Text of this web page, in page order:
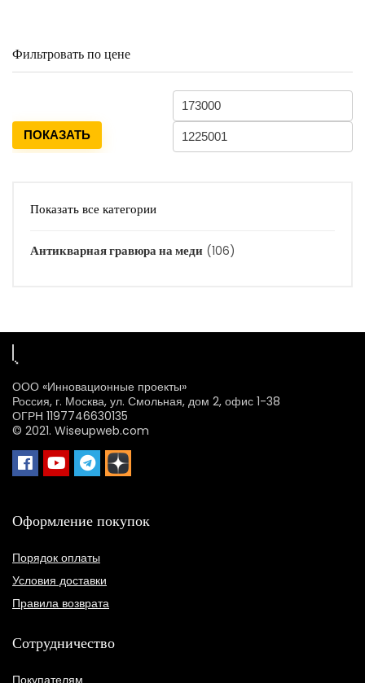
Фильтровать по цене
ПОКАЗАТЬ
Показать все категории
Антикварная гравюра на меди (106)
ООО «Инновационные проекты»
Россия, г. Москва, ул. Смольная, дом 2, офис 1-38
ОГРН 1197746630135
© 2021. Wiseupweb.com
Оформление покупок
Порядок оплаты
Условия доставки
Правила возврата
Сотрудничество
Покупателям